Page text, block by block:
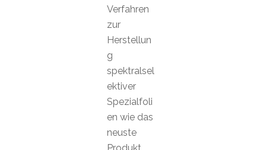
Verfahren
zur
Herstellun
g
spektralsel
ektiver
Spezialfoli
en wie das
neuste
Produkt